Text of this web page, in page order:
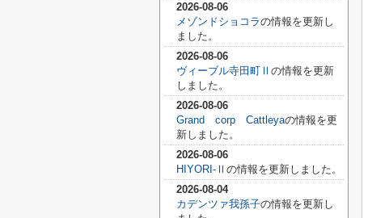
2026-08-06
メゾンドショコラの情報を更新し
ました。
2026-08-06
ヴィーブル寺田町Ⅱ の情報を更新
しました。
2026-08-06
Grand corp Cattleyaの情報を更
新しました。
2026-08-06
HIYORI-Ⅱ の情報を更新しました。
2026-08-04
カデンツァ我孫子の情報を更新し